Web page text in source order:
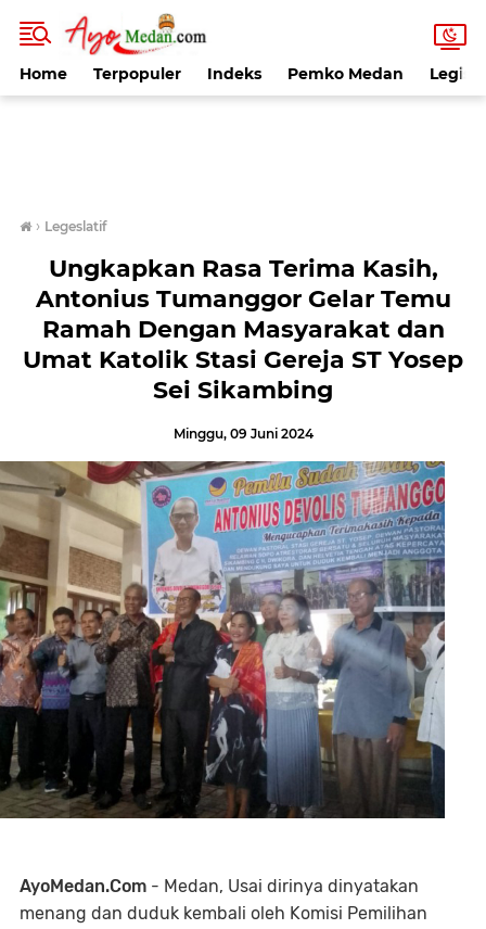
Home Terpopuler Indeks Pemko Medan
› Legeslatif
Ungkapkan Rasa Terima Kasih,
Antonius Tumanggor Gelar Temu
Ramah Dengan Masyarakat dan
Umat Katolik Stasi Gereja ST Yosep
Sei Sikambing
Minggu, 09 Juni 2024
AyoMedan.Com - Medan, Usai dirinya dinyatakan
menang dan duduk kembali oleh Komisi Pemilihan